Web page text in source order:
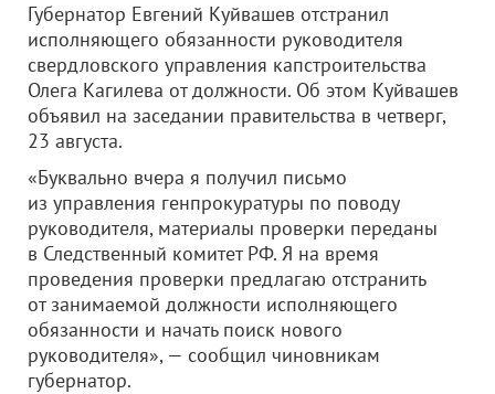
Губернатор Евгений Куйвашев отстранил
исполняющего обязанности руководителя
свердловского управления капстроительства
Олега Кагилева от должности. Об этом Куйвашев
объявил на заседании правительства в четверг,
23 августа.
«Буквально вчера я получил письмо
из управления генпрокуратуры по поводу
руководителя, материалы проверки переданы
в Следственный комитет РФ. Я на время
проведения проверки предлагаю отстранить
от занимаемой должности исполняющего
обязанности и начать поиск нового
руководителя», — сообщил чиновникам
губернатор.